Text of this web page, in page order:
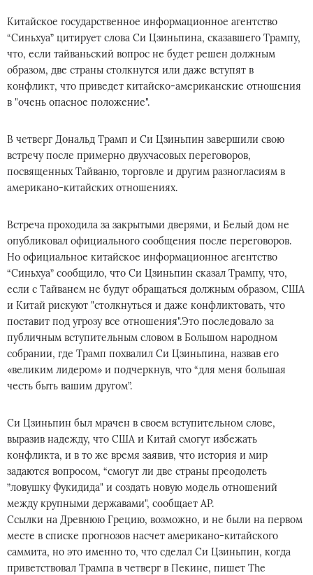
Китайское государственное информационное агентство
“Синьхуа” цитирует слова Си Цзиньпина, сказавшего Трампу,
что, если тайваньский вопрос не будет решен должным
образом, две страны столкнутся или даже вступят в
конфликт, что приведет китайско-американские отношения
в "очень опасное положение".
В четверг Дональд Трамп и Си Цзиньпин завершили свою
встречу после примерно двухчасовых переговоров,
посвященных Тайваню, торговле и другим разногласиям в
американо-китайских отношениях.
Встреча проходила за закрытыми дверями, и Белый дом не
опубликовал официального сообщения после переговоров.
Но официальное китайское информационное агентство
“Синьхуа” сообщило, что Си Цзиньпин сказал Трампу, что,
если с Тайванем не будут обращаться должным образом, США
и Китай рискуют "столкнуться и даже конфликтовать, что
поставит под угрозу все отношения".Это последовало за
публичным вступительным словом в Большом народном
собрании, где Трамп похвалил Си Цзиньпина, назвав его
«великим лидером» и подчеркнув, что “для меня большая
честь быть вашим другом”.
Си Цзиньпин был мрачен в своем вступительном слове,
выразив надежду, что США и Китай смогут избежать
конфликта, и в то же время заявив, что история и мир
задаются вопросом, “смогут ли две страны преодолеть
”ловушку Фукидида" и создать новую модель отношений
между крупными державами", сообщает AP.
Ссылки на Древнюю Грецию, возможно, и не были на первом
месте в списке прогнозов насчет американо-китайского
саммита, но это именно то, что сделал Си Цзиньпин, когда
приветствовал Трампа в четверг в Пекине, пишет The